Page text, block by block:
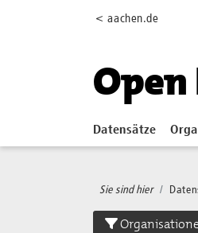
< aachen.de
Datensätze
Sie sind hier